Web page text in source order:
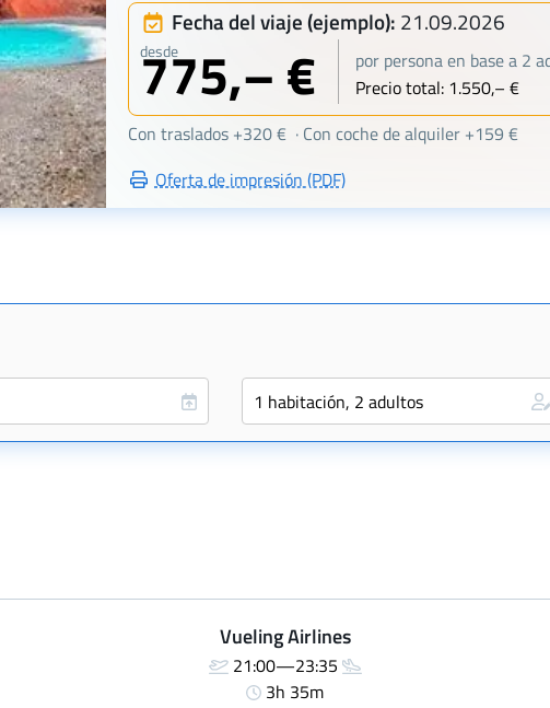
Fecha del viaje (ejemplo): 21.09.2026
desde
775,– €
por persona en base a 2
Precio total: 1.550,– €
Con traslados +320 € · Con coche de alquiler +159 €
Oferta de impresión (PDF)
Vueling Airlines
21:00—23:35
3h 35m